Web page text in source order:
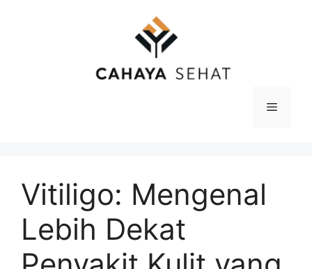
Menu
Vitiligo: Mengenal
Lebih Dekat